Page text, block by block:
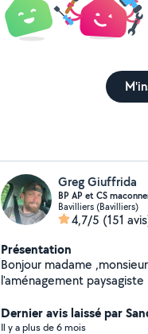
Greg Giuffrida
BP AP et CS
Bavilliers (Bavilliers)
4,7/5 (151
Présentation
Bonjour madame
l'aménagement
mesures et devis . Deux diplômes dans le paysage et là
je prépare mon BTS en
Dernier avis laissé par
Il y a plus de 6 mois